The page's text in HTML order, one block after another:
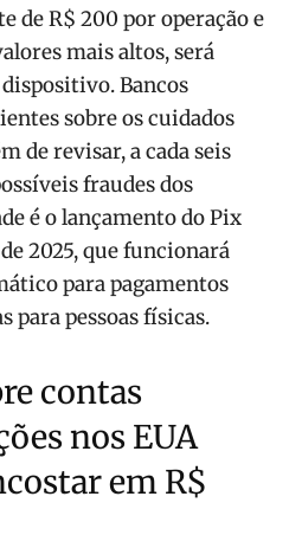
de R$ 200 por operação e
mais altos, será
Bancos
sobre os cuidados
de revisar, a cada seis
fraudes dos
é o lançamento do Pix
2025, que funcionará
para pagamentos
para pessoas físicas.
contas
nos EUA
em R$